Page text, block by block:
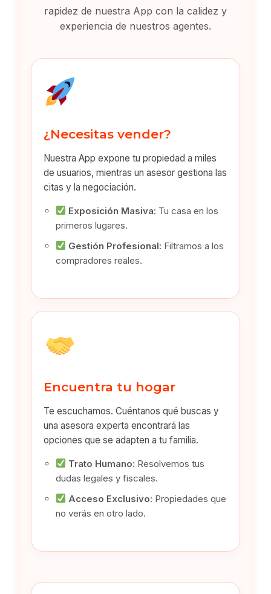
rapidez de nuestra App con la calidez y
experiencia de nuestros agentes.
¿Necesitas vender?
Nuestra App expone tu propiedad a miles
de usuarios, mientras un asesor gestiona las
citas y la negociación.
Exposición Masiva: Tu casa en los
primeros lugares.
Gestión Profesional: Filtramos a los
compradores reales.
Encuentra tu hogar
Te escuchamos. Cuéntanos qué buscas y
una asesora experta encontrará las
opciones que se adapten a tu familia.
Trato Humano: Resolvemos tus
dudas legales y fiscales.
Acceso Exclusivo: Propiedades que
no verás en otro lado.